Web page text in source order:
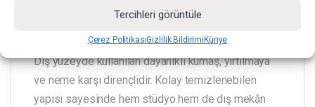
Tercihleri görüntüle
Çerez PolitikasıGizlilik BildirimiKünye
Dış yüzeyde kullanılan dayanıklı kumaş, yırtılmaya
ve neme karşı dirençlidir. Kolay temizlenebilen
yapısı sayesinde hem stüdyo hem de dış mekân